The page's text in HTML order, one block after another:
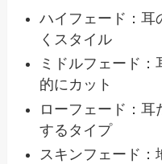
ハイフェード：耳
くスタイル
ミドルフェード
的にカット
ローフェード：耳
するタイプ
スキンフェード：